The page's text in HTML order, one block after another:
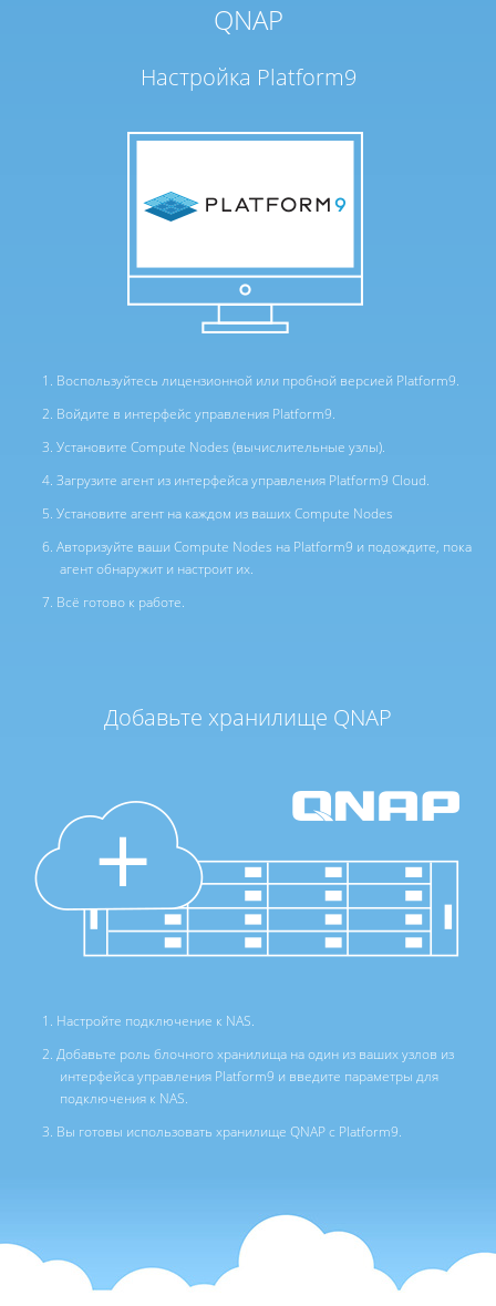
QNAP
Настройка Platform9
Воспользуйтесь лицензионной или пробной версией Platform9.
Войдите в интерфейс управления Platform9.
Установите Compute Nodes (вычислительные узлы).
Загрузите агент из интерфейса управления Platform9 Cloud.
Установите агент на каждом из ваших Compute Nodes
Авторизуйте ваши Compute Nodes на Platform9 и подождите, пока
агент обнаружит и настроит их.
Всё готово к работе.
Добавьте хранилище QNAP
Настройте подключение к NAS.
Добавьте роль блочного хранилища на один из ваших узлов из
интерфейса управления Platform9 и введите параметры для
подключения к NAS.
Вы готовы использовать хранилище QNAP с Platform9.